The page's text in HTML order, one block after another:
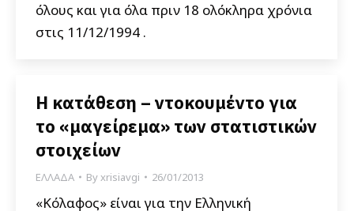
όλους και για όλα πριν 18 ολόκληρα χρόνια
στις 11/12/1994 .
H κατάθεση – ντοκουμέντο για
το «μαγείρεμα» των στατιστικών
στοιχείων
ΕΛΛΑΔΑ Byxrisiavgi 26/01/2013
«Κόλαφος» είναι για την Ελληνική